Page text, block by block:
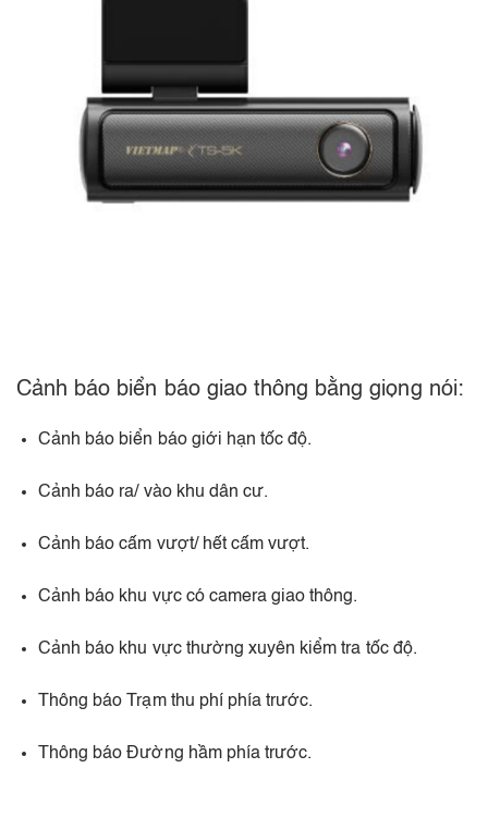
Cảnh báo biển báo giao thông bằng giọng nói:
Cảnh báo biển báo giới hạn tốc độ.​
Cảnh báo ra/ vào khu dân cư.​
Cảnh báo cấm vượt/ hết cấm vượt.​
Cảnh báo khu vực có camera giao thông.​
Cảnh báo khu vực thường xuyên kiểm tra tốc độ.​
Thông báo Trạm thu phí phía trước.​
Thông báo Đường hầm phía trước.​